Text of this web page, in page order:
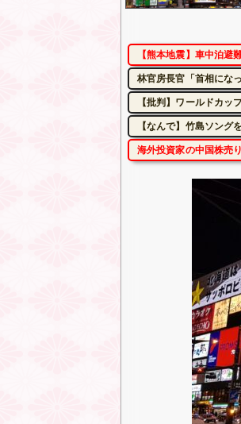
【熊本地震】車中泊
林官房長官「首相にな
【批判】ワールドカ
【なんで】竹島ソン
海外投資家の中国株売